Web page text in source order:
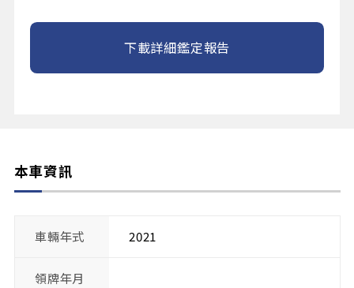
下載詳細鑑定報告
本車資訊
車輛年式 2021
領牌年月